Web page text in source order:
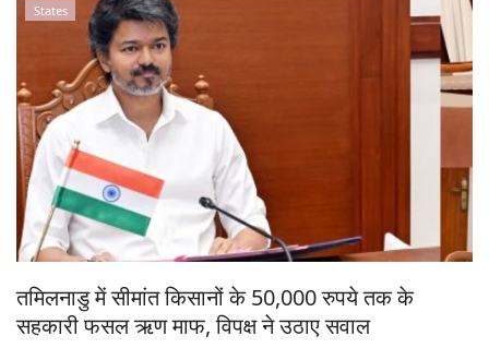
Leadership Profiles
Opinion
Politics
Magazine
States
Events
States
तमिलनाडु में सीमांत किसानों के 50,000 रुपये तक के
सहकारी फसल ऋण माफ, विपक्ष ने उठाए सवाल